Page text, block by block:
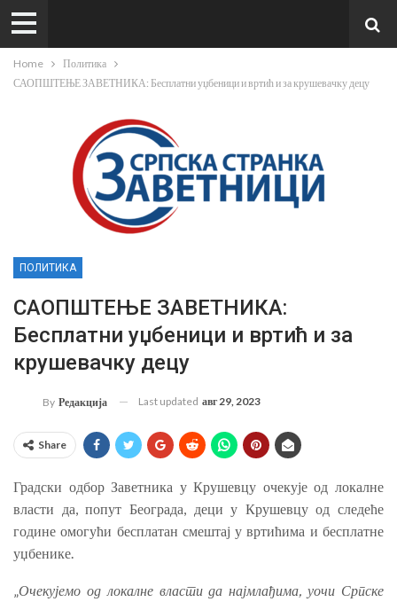
Home
Политика
САОПШТЕЊЕ ЗАВЕТНИКА: Бесплатни уџбеници и вртић и за крушевачку децу
ПОЛИТИКА
САОПШТЕЊЕ ЗАВЕТНИКА:
Бесплатни уџбеници и вртић и за
крушевачку децу
By Редакција Last updated авг 29, 2023
Share
Градски одбор Заветника у Крушевцу очекује од локалне
власти да, попут Београда, деци у Крушевцу од следеће
године омогући бесплатан смештај у вртићима и бесплатне
уџбенике.
„Очекујемо од локалне власти да најмлађима, уочи Српске